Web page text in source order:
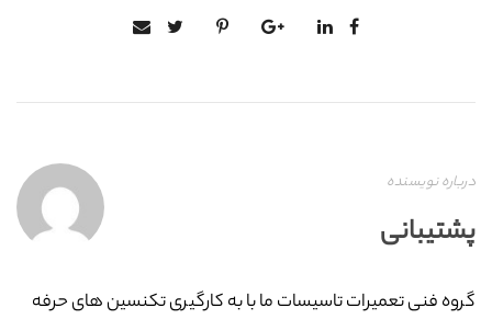
درباره نویسنده
پشتیبانی
گروه فنی تعمیرات تاسیسات ما با به‌ کارگیری تکنسین های حرفه